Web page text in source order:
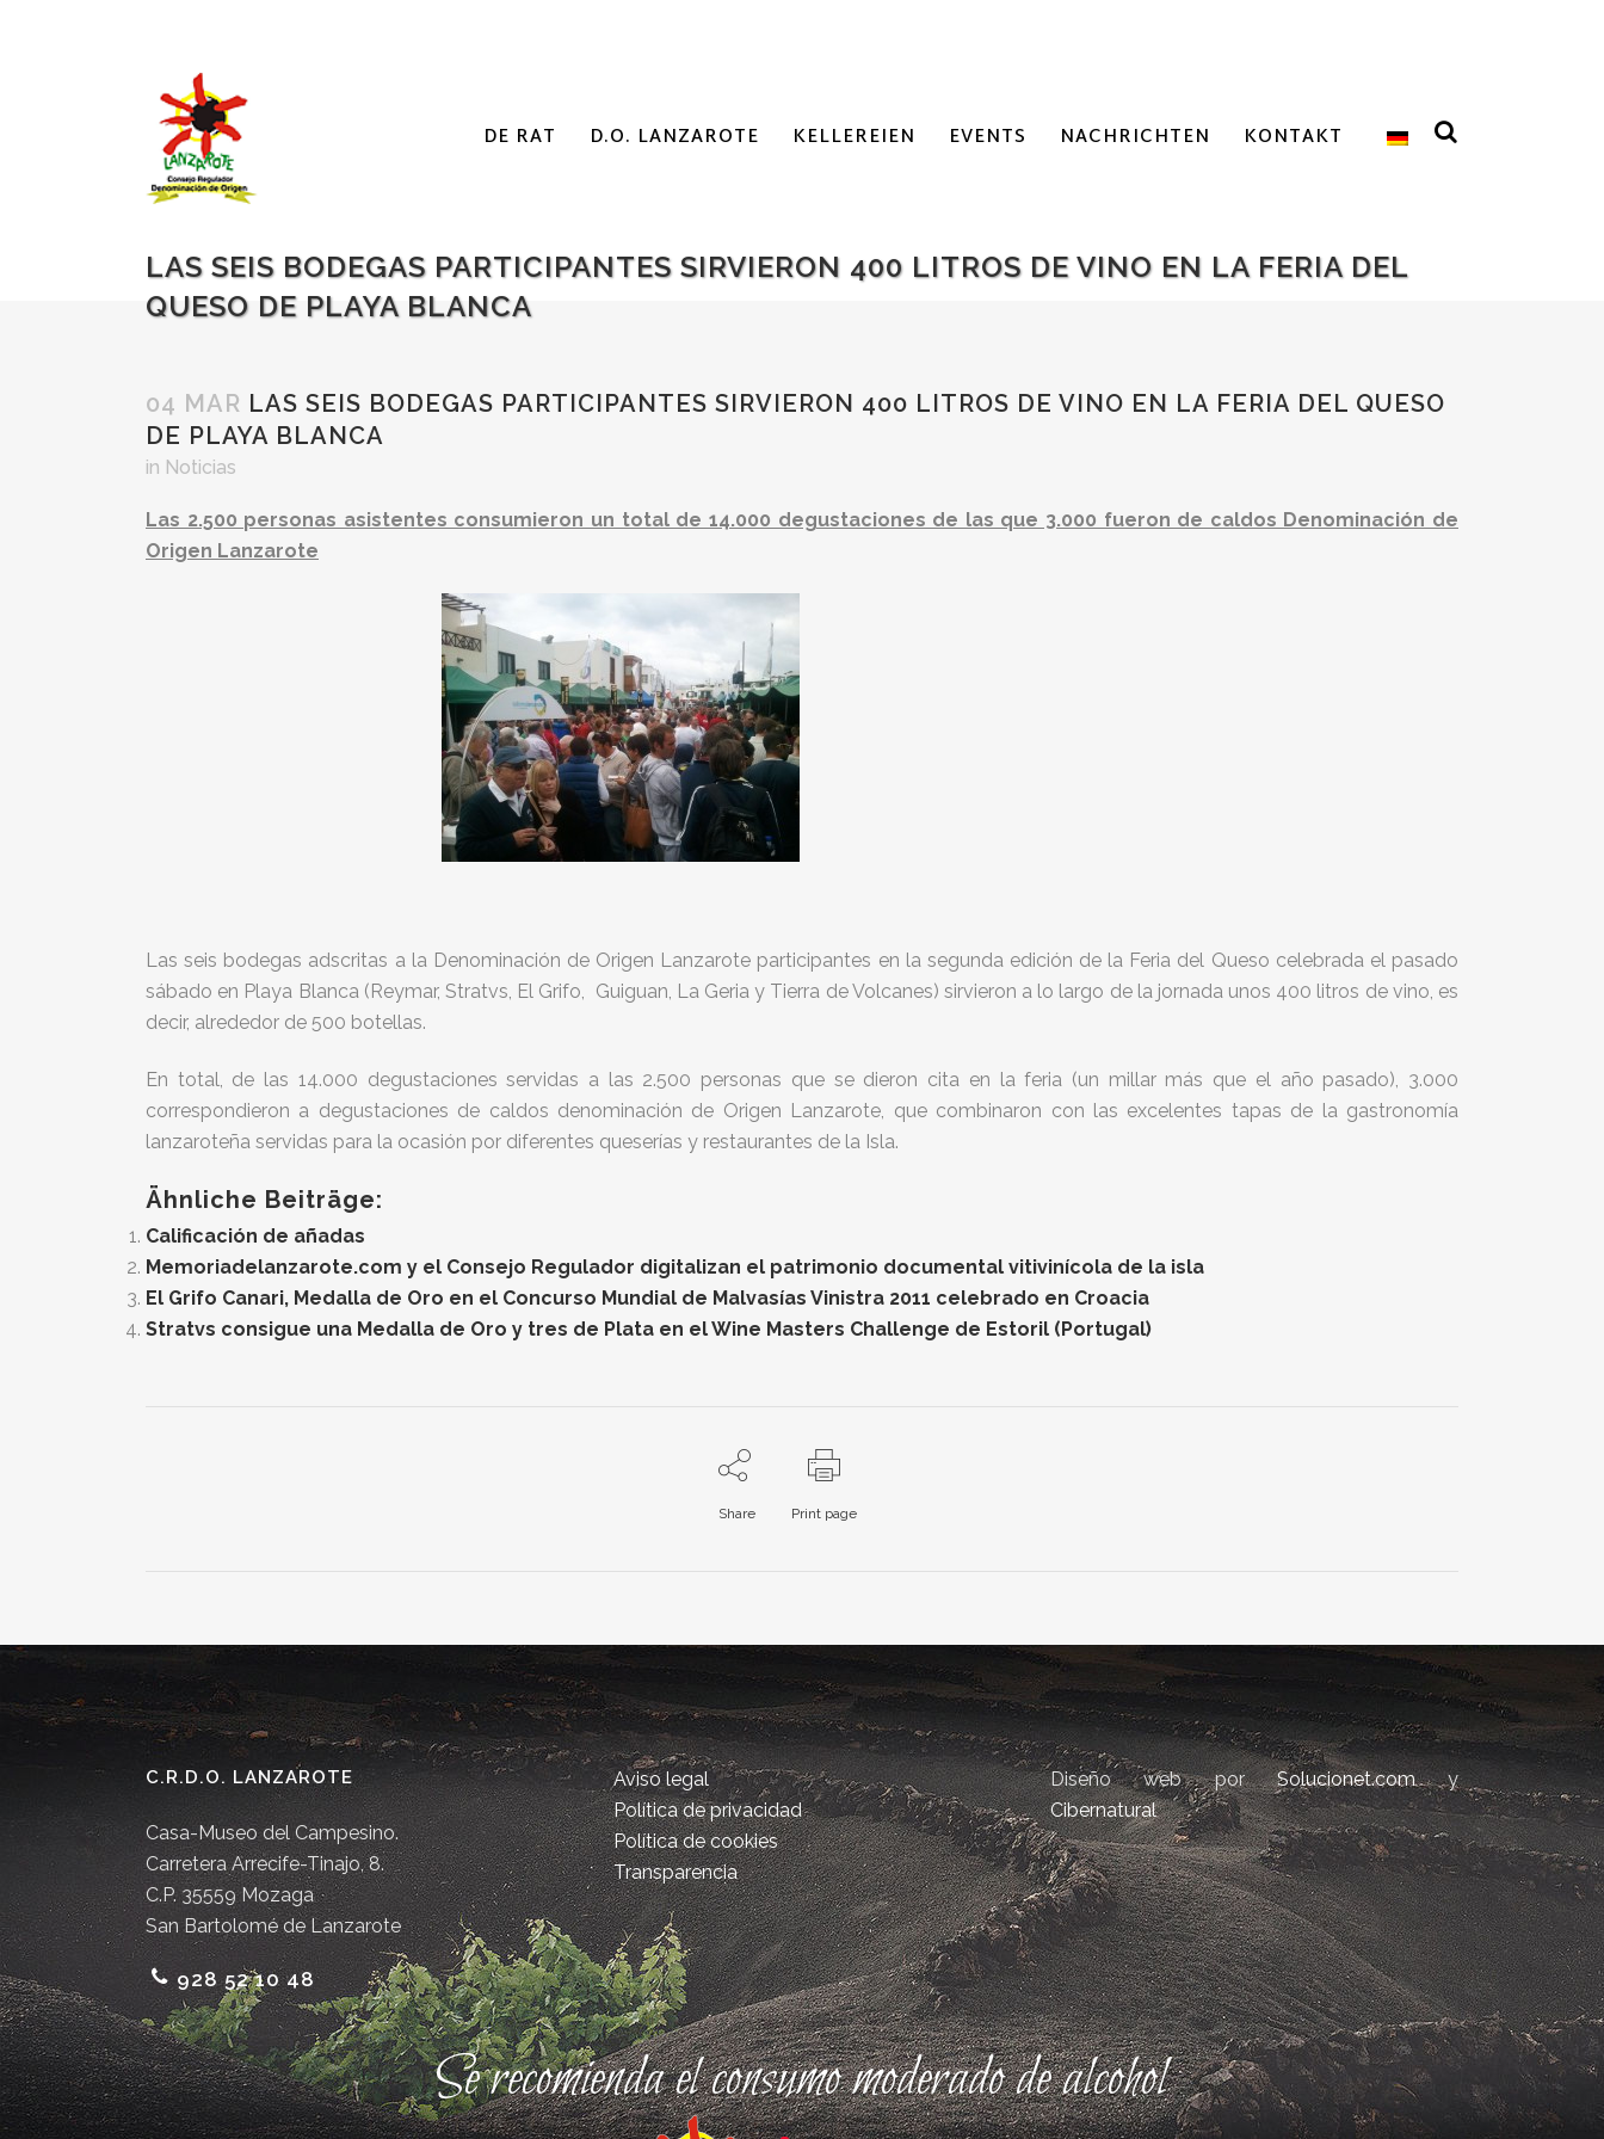
DE RAT D.O. LANZAROTE KELLEREIEN EVENTS NACHRICHTEN KONTAKT
LAS SEIS BODEGAS PARTICIPANTES SIRVIERON 400 LITROS DE VINO EN LA FERIA DEL
QUESO DE PLAYA BLANCA
04 MAR LAS SEIS BODEGAS PARTICIPANTES SIRVIERON 400 LITROS DE VINO EN LA FERIA DEL QUESO
DE PLAYA BLANCA
in Noticias
Las 2.500 personas asistentes consumieron un total de 14.000 degustaciones de las que 3.000 fueron de caldos Denominación de
Origen Lanzarote
Las seis bodegas adscritas a la Denominación de Origen Lanzarote participantes en la segunda edición de la Feria del Queso celebrada el pasado
sábado en Playa Blanca (Reymar, Stratvs, El Grifo, Guiguan, La Geria y Tierra de Volcanes) sirvieron a lo largo de la jornada unos 400 litros de vino, es
decir, alrededor de 500 botellas.
En total, de las 14.000 degustaciones servidas a las 2.500 personas que se dieron cita en la feria (un millar más que el año pasado), 3.000
correspondieron a degustaciones de caldos denominación de Origen Lanzarote, que combinaron con las excelentes tapas de la gastronomía
lanzaroteña servidas para la ocasión por diferentes queserías y restaurantes de la Isla.
Ähnliche Beiträge:
Calificación de añadas
Memoriadelanzarote.com y el Consejo Regulador digitalizan el patrimonio documental vitivinícola de la isla
El Grifo Canari, Medalla de Oro en el Concurso Mundial de Malvasías Vinistra 2011 celebrado en Croacia
Stratvs consigue una Medalla de Oro y tres de Plata en el Wine Masters Challenge de Estoril (Portugal)
Share Print page
C.R.D.O. LANZAROTE
Casa-Museo del Campesino.
Carretera Arrecife-Tinajo, 8.
C.P. 35559 Mozaga
San Bartolomé de Lanzarote
928 52 10 48
Aviso legal
Política de privacidad
Política de cookies
Transparencia
Diseño web porSolucionet.comy
Cibernatural
Se recomienda el consumo moderado de alcohol